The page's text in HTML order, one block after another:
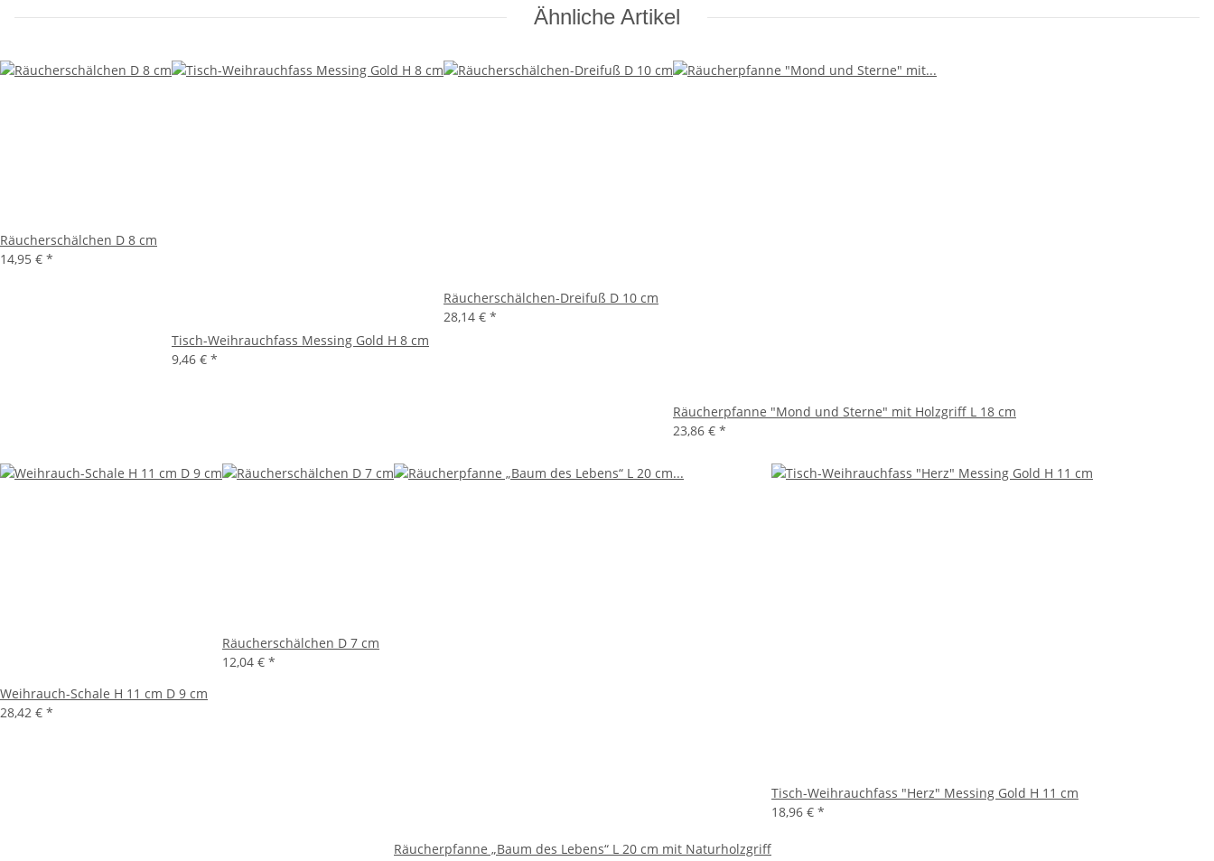
Ähnliche Artikel
Räucherschälchen D 8 cm
14,95 € *
Tisch-Weihrauchfass Messing Gold H 8 cm
9,46 € *
Räucherschälchen-Dreifuß D 10 cm
28,14 € *
Räucherpfanne "Mond und Sterne" mit Holzgriff L 18 cm
23,86 € *
Weihrauch-Schale H 11 cm D 9 cm
28,42 € *
Räucherschälchen D 7 cm
12,04 € *
Räucherpfanne „Baum des Lebens“ L 20 cm mit Naturholzgriff
Tisch-Weihrauchfass "Herz" Messing Gold H 11 cm
18,96 € *